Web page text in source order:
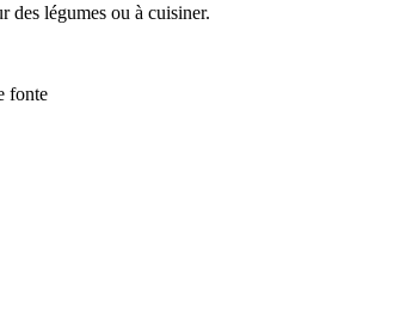
des légumes ou à cuisiner.
fonte